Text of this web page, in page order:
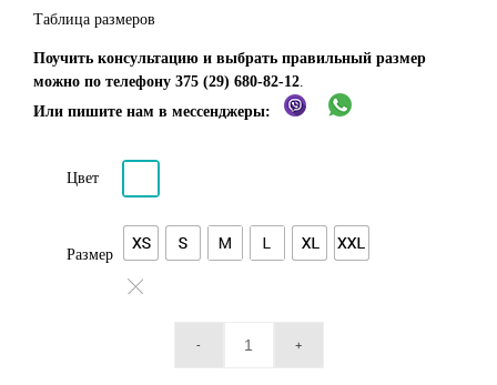
Таблица размеров
Поучить консультацию и выбрать правильный размер
можно по телефону 375 (29) 680-82-12.
Или пишите нам в мессенджеры:
Цвет
Размер